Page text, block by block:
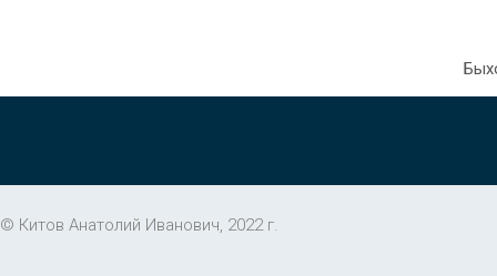
© Китов Анатолий Иванович, 2022 г.